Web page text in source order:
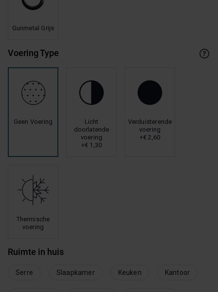
Gunmetal Grijs
Voering Type
Geen Voering
Licht
doorlatende
voering
+€ 1,30
Verduisterende
voering
+€ 2,60
Thermische
voering
Ruimte in huis
Serre Slaapkamer Keuken Kantoor